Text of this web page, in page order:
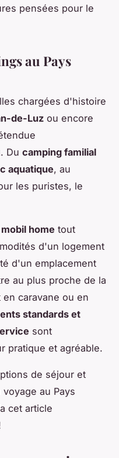
pensées pour le
au Pays
chargées d'histoire
de-Luz ou encore
Du camping familial
aquatique, au
les puristes, le
mobil home tout
d'un logement
d'un emplacement
au plus proche de la
caravane ou en
standards et
sont
pratique et agréable.
de séjour et
au Pays
cet article